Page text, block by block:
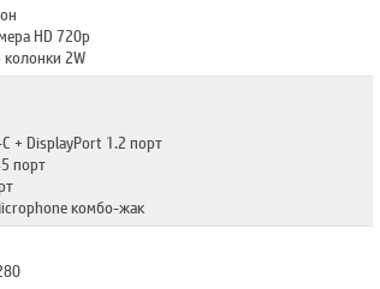
HD 720p
колонки 2W
+ DisplayPort 1.2 порт
порт
комбо-жак